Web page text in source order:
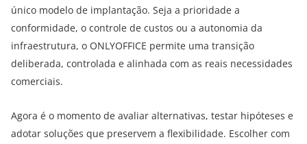
único modelo de implantação. Seja a prioridade a
conformidade, o controle de custos ou a autonomia da
infraestrutura, o ONLYOFFICE permite uma transição
deliberada, controlada e alinhada com as reais necessidades
comerciais.
Agora é o momento de avaliar alternativas, testar hipóteses e
adotar soluções que preservem a flexibilidade. Escolher com